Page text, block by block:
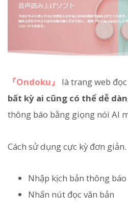
『Ondoku』
là trang web
bất kỳ ai cũng có thể dễ
thông báo bằng giọng nói AI
Cách sử dụng cực kỳ đơn giản.
Nhập kịch bản thông báo
Nhấn nút đọc văn bản